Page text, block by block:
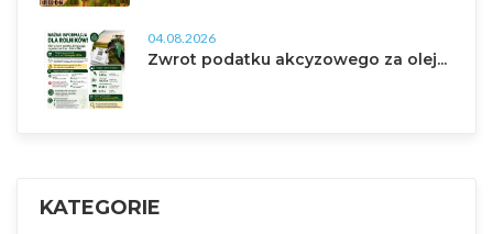
04.08.2026
Zwrot podatku akcyzowego za olej...
KATEGORIE